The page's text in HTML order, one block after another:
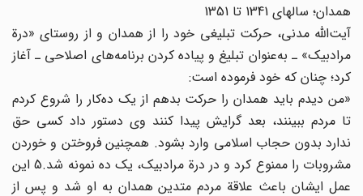
همدان؛ سالهای 1341 تا 1351
آیت‌الله مدنی، حرکت تبلیغی خود را از همدان و از روستای «درة
مرادبیک» ـ به‌عنوان تبلیغ و پیاده کردن برنامه‌های اصلاحی ـ آغاز
کرد؛ چنان که خود فرموده است:
«من دیدم باید همدان را حرکت بدهم از یک ده‌کار را شروع کردم
تا مردم ببینند، بعد گرایش پیدا کنند وی دستور داد کسی حق
ندارد بدون حجاب اسلامی وارد بشود. همچنین فروختن و خوردن
مشروبات را ممنوع کرد و در درة مرادبیک، یک ده نمونه شد.5 این
عمل ایشان باعث علاقة مردم متدین همدان به او شد و پس از